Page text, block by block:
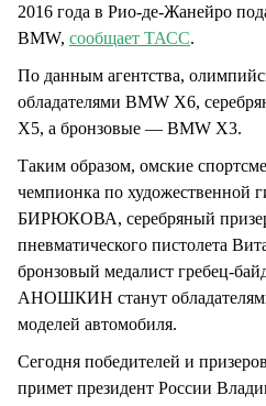
2016 года в Рио-де-Жанейро
BMW, сообщает ТАСС.
По данным агентства,
обладателями BMW X6,
X5, а бронзовые — BMW X3.
Таким образом, омские
чемпионка по художественной
БИРЮКОВА, серебряный призер
пневматического пистолета
бронзовый медалист гребец-
АНОШКИН станут
моделей автомобиля.
Сегодня победителей и
примет президент России